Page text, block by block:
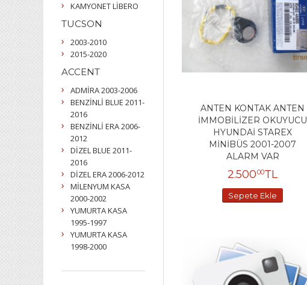
ANTEN KONTAK ANTEN
İMMOBİLİZER OKUYUCU
HYUNDAİ STAREX
MİNİBÜS 2001-2007
ALARM VAR
2.50000TL
Sepete Ekle
KAMYONET LİBERO
TUCSON
2003-2010
2015-2020
ACCENT
ADMİRA 2003-2006
BENZİNLİ BLUE 2011-
2016
BENZİNLİ ERA 2006-
2012
DİZEL BLUE 2011-
2016
DİZEL ERA 2006-2012
MİLENYUM KASA
2000-2002
YUMURTA KASA
1995-1997
YUMURTA KASA
1998-2000